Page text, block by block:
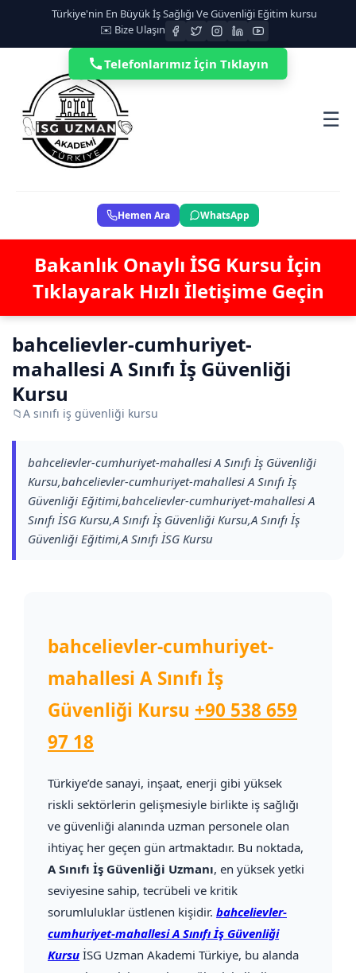
Türkiye'nin En Büyük İş Sağlığı Ve Güvenliği Eğitim kursu
✉️ Bize Ulaşın
☰
Hemen Ara WhatsApp
Bakanlık Onaylı İSG Kursu İçin
Tıklayarak Hızlı İletişime Geçin
bahcelievler-cumhuriyet-
mahallesi A Sınıfı İş Güvenliği
Kursu
📁A sınıfı iş güvenliği kursu
bahcelievler-cumhuriyet-mahallesi A Sınıfı İş Güvenliği
Kursu,bahcelievler-cumhuriyet-mahallesi A Sınıfı İş
Güvenliği Eğitimi,bahcelievler-cumhuriyet-mahallesi A
Sınıfı İSG Kursu,A Sınıfı İş Güvenliği Kursu,A Sınıfı İş
Güvenliği Eğitimi,A Sınıfı İSG Kursu
bahcelievler-cumhuriyet-
mahallesi A Sınıfı İş
Güvenliği Kursu +90 538 659
97 18
Türkiye’de sanayi, inşaat, enerji gibi yüksek
riskli sektörlerin gelişmesiyle birlikte iş sağlığı
ve güvenliği alanında uzman personele olan
ihtiyaç her geçen gün artmaktadır. Bu noktada,
A Sınıfı İş Güvenliği Uzmanı, en yüksek yetki
seviyesine sahip, tecrübeli ve kritik
sorumluluklar üstlenen kişidir. bahcelievler-
cumhuriyet-mahallesi A Sınıfı İş Güvenliği
Kursu İSG Uzman Akademi Türkiye, bu alanda
Telefonlarımız İçin Tıklayın